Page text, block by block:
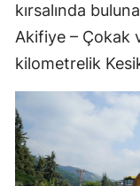
kırsalında
Akifiye – Çokak
kilometrelik